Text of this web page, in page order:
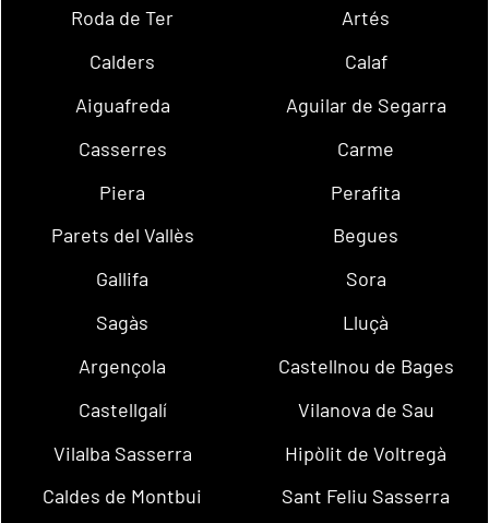
Roda de Ter
Artés
Calders
Calaf
Aiguafreda
Aguilar de Segarra
Casserres
Carme
Piera
Perafita
Parets del Vallès
Begues
Gallifa
Sora
Sagàs
Lluçà
Argençola
Castellnou de Bages
Castellgalí
Vilanova de Sau
Vilalba Sasserra
Hipòlit de Voltregà
Caldes de Montbui
Sant Feliu Sasserra